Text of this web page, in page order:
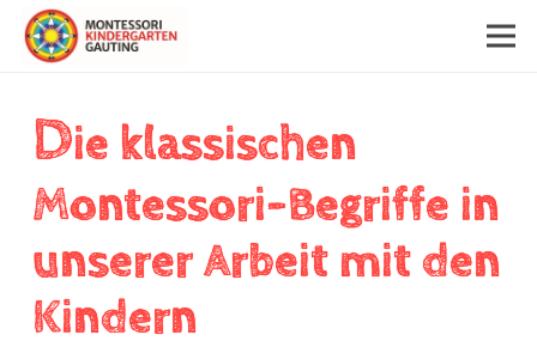
Die klassischen
Montessori-Begriffe in
unserer Arbeit mit den
Kindern